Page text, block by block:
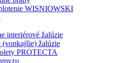
WISNIOWSKI
interiérové žalúzie
(vonkajšie) žalúzie
PROTECTA